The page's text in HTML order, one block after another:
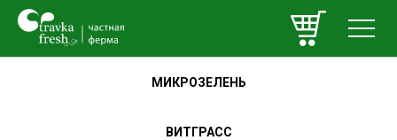
МИКРОЗЕЛЕНЬ
ВИТГРАСС